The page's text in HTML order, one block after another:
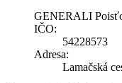
GENERALI
IČO:
54228573
Adresa:
Lamačská